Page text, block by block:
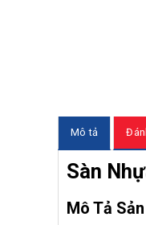
Mô tả
Sàn
Mô Tả